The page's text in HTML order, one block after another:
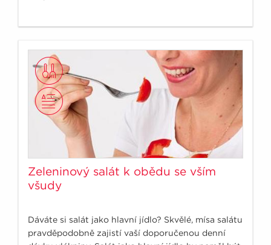
Zeleninový salát k obědu se vším
všudy
Dáváte si salát jako hlavní jídlo? Skvělé, mísa salátu
pravděpodobně zajistí vaší doporučenou denní